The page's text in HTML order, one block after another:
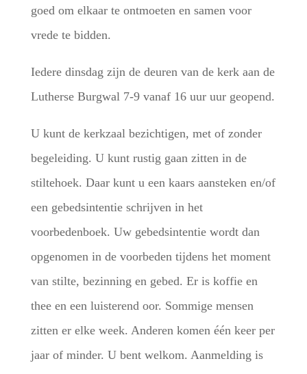
goed om elkaar te ontmoeten en samen voor
vrede te bidden.
Iedere dinsdag zijn de deuren van de kerk aan de
Lutherse Burgwal 7-9 vanaf 16 uur uur geopend.
U kunt de kerkzaal bezichtigen, met of zonder
begeleiding. U kunt rustig gaan zitten in de
stiltehoek. Daar kunt u een kaars aansteken en/of
een gebedsintentie schrijven in het
voorbedenboek. Uw gebedsintentie wordt dan
opgenomen in de voorbeden tijdens het moment
van stilte, bezinning en gebed. Er is koffie en
thee en een luisterend oor. Sommige mensen
zitten er elke week. Anderen komen één keer per
jaar of minder. U bent welkom. Aanmelding is